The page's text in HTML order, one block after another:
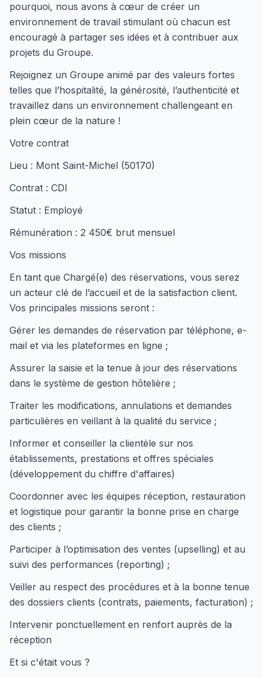
pourquoi, nous avons à cœur de créer un
environnement de travail stimulant où chacun est
encouragé à partager ses idées et à contribuer aux
projets du Groupe.
Rejoignez un Groupe animé par des valeurs fortes
telles que l’hospitalité, la générosité, l’authenticité et
travaillez dans un environnement challengeant en
plein cœur de la nature !
Votre contrat
Lieu : Mont Saint-Michel (50170)
Contrat : CDI
Statut : Employé
Rémunération : 2 450€ brut mensuel
Vos missions
En tant que Chargé(e) des réservations, vous serez
un acteur clé de l’accueil et de la satisfaction client.
Vos principales missions seront :
Gérer les demandes de réservation par téléphone, e-
mail et via les plateformes en ligne ;
Assurer la saisie et la tenue à jour des réservations
dans le système de gestion hôtelière ;
Traiter les modifications, annulations et demandes
particulières en veillant à la qualité du service ;
Informer et conseiller la clientèle sur nos
établissements, prestations et offres spéciales
(développement du chiffre d'affaires)
Coordonner avec les équipes réception, restauration
et logistique pour garantir la bonne prise en charge
des clients ;
Participer à l’optimisation des ventes (upselling) et au
suivi des performances (reporting) ;
Veiller au respect des procédures et à la bonne tenue
des dossiers clients (contrats, paiements, facturation) ;
Intervenir ponctuellement en renfort auprès de la
réception
Et si c'était vous ?